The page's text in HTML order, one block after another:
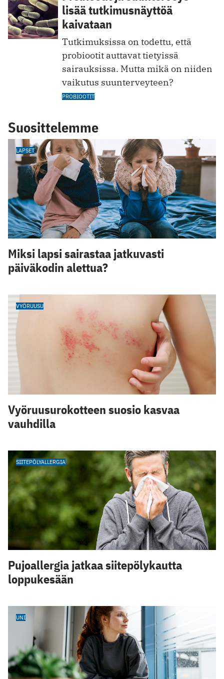
lisää tutkimusnäyttöä
kaivataan
Tutkimuksissa on todettu, että
probiootit auttavat tietyissä
sairauksissa. Mutta mikä on niiden
vaikutus suunterveyteen?
PROBIOOTIT
Suosittelemme
LAPSET
Miksi lapsi sairastaa jatkuvasti
päiväkodin alettua?
VYÖRUUSU
Vyöruusurokotteen suosio kasvaa
vauhdilla
SIITEPÖLYALLERGIA
Pujoallergia jatkaa siitepölykautta
loppukesään
UNI